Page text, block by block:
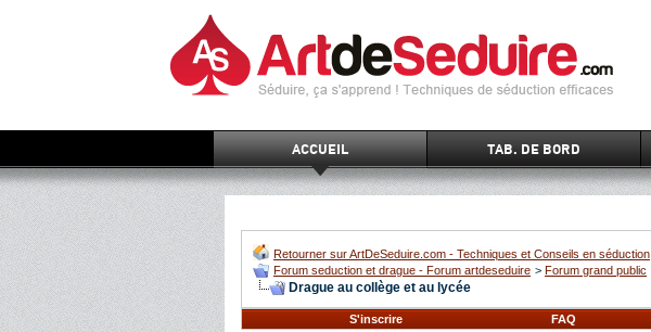
ACCUEIL TAB. DE BORD
Retourner sur ArtDeSeduire.com - Techniques et Conseils en séduction
Forum seduction et drague - Forum artdeseduire > Forum grand public
Drague au collège et au lycée
S'inscrire FAQ